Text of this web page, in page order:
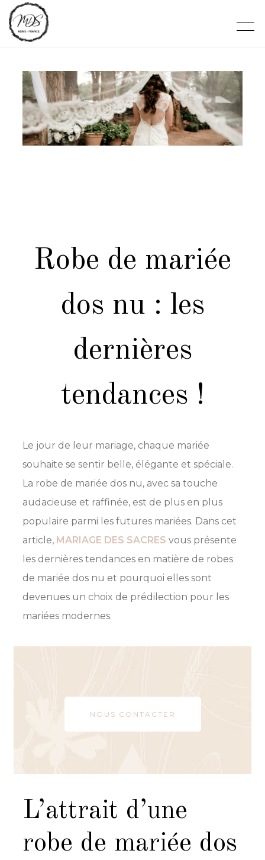
Robe de mariée
dos nu : les
dernières
tendances !
Le jour de leur mariage, chaque mariée
souhaite se sentir belle, élégante et spéciale.
La robe de mariée dos nu, avec sa touche
audacieuse et raffinée, est de plus en plus
populaire parmi les futures mariées. Dans cet
article, MARIAGE DES SACRES vous présente
les dernières tendances en matière de robes
de mariée dos nu et pourquoi elles sont
devenues un choix de prédilection pour les
mariées modernes.
NOUS CONTACTER
l’attrait d’une
robe de mariée dos